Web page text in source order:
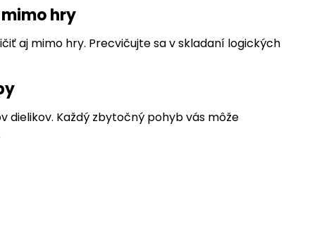
hry
aj mimo hry. Precvičujte sa v skladaní logických
Každý zbytočný pohyb vás môže